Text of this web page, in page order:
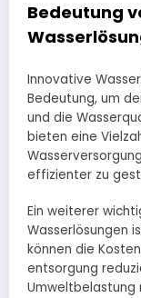
Bedeutung
Innovative
Bedeutung, um
und die
bieten eine
effizienter zu
Ein weiterer
Wasserlösungen
können die
entsorgung
Umweltbelastung